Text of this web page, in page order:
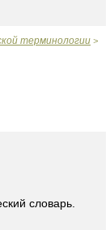
терминологии >
словарь.